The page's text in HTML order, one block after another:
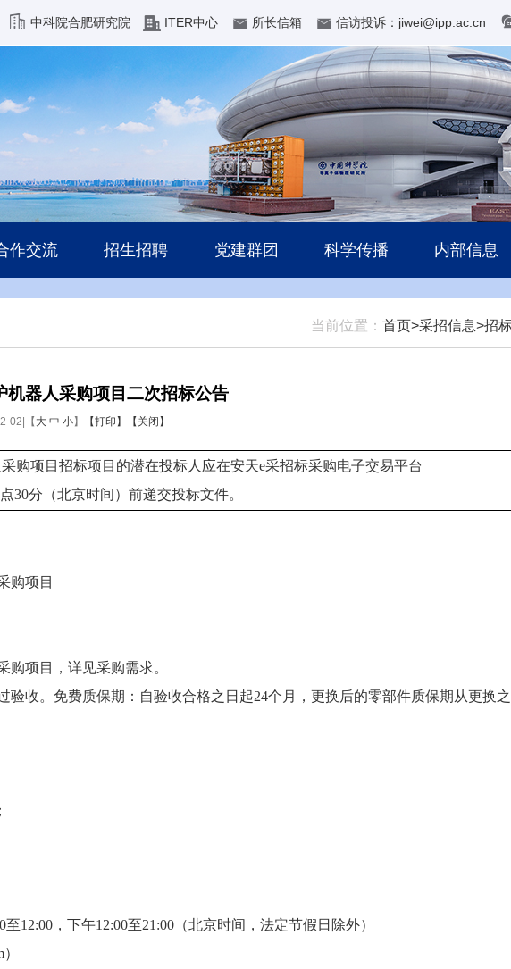
中科院合肥研究院 ITER中心 所长信箱 信访投诉：jiwei@ipp.ac.cn
作交流 招生招聘 党建群团 科学传播 内部信息
当前位置： 首页>采招信息>招
机器人采购项目二次招标公告
02|【 大 中 小】 【打印】 【关闭】
购项目招标项目的潜在投标人应在安天e采招标采购电子交易平台
30分（北京时间）前递交投标文件。
购项目
项目，详见采购需求。
收。免费质保期：自验收合格之日起24个月，更换后的零部件质保期从更换之
12:00，下午12:00至21:00（北京时间，法定节假日除外）